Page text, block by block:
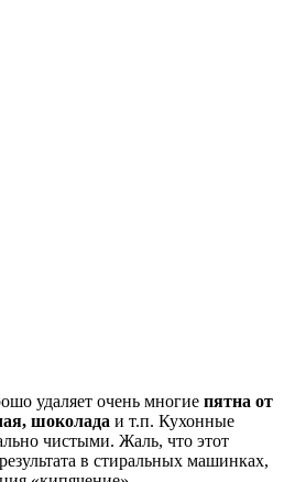
удаляет очень многие пятна от
шоколада и т.п. Кухонные
чистыми. Жаль, что этот
в стиральных машинках,